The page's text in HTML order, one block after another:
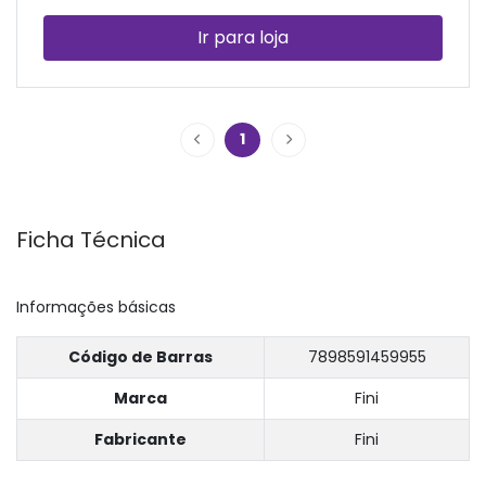
Ir para loja
1
Ficha Técnica
Informações básicas
Código de Barras
7898591459955
Marca
Fini
Fabricante
Fini